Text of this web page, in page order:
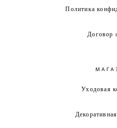
Политика
Договор
Уходовая